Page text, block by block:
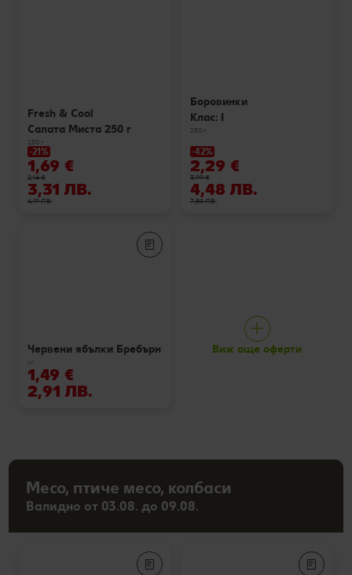
Fresh & Cool
Салата Миста 250 г
250 г
-21%
1,69 €
2,14 €
3,31 ЛВ.
4,19 ЛВ.
Боровинки
Клас: I
250 г
-42%
2,29 €
3,99 €
4,48 ЛВ.
7,80 ЛВ.
Червени ябълки Бребърн
кг
1,49 €
2,91 ЛВ.
Виж още оферти
Месо, птиче месо, колбаси
Валидно от 03.08. до 09.08.